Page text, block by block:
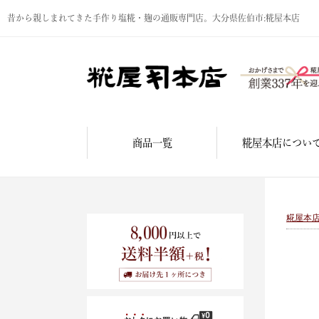
昔から親しまれてきた手作り塩糀・麹の通販専門店。大分県佐伯市:糀屋本店
商品一覧 糀屋本店につい
糀屋本